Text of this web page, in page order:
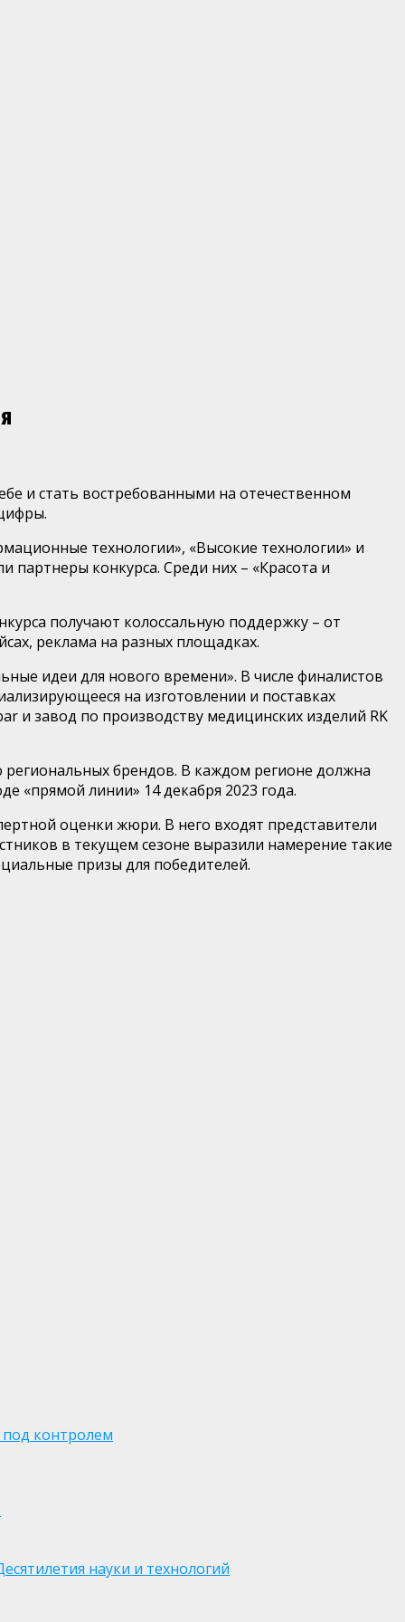
и стать востребованными на отечественном
технологии», «Высокие технологии» и
партнеры конкурса. Среди них – «Красота и
получают колоссальную поддержку – от
реклама на разных площадках.
идеи для нового времени». В числе финалистов
на изготовлении и поставках
и завод по производству медицинских изделий RK
брендов. В каждом регионе должна
«прямой линии» 14 декабря 2023 года.
оценки жюри. В него входят представители
в текущем сезоне выразили намерение такие
призы для победителей.
контролем
науки и технологий